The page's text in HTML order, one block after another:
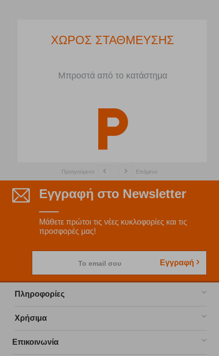
ΧΩΡΟΣ ΣΤΑΘΜΕΥΣΗΣ
Μπροστά από το κατάστημα
Προηγούμενο Επόμενο
Εγγραφή στο Newsletter
Μάθετε πρώτοι τις νέες κυκλοφορίες και τις
προσφορές μας!
Το email σου Εγγραφή
Πληροφορίες
Χρήσιμα
Επικοινωνία